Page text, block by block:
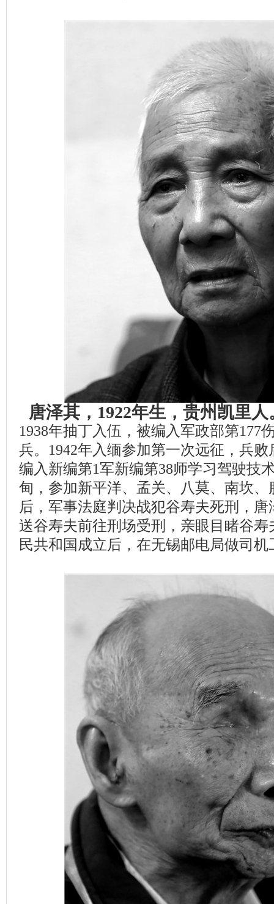
唐泽其，1922年生，贵州凯里
1938年抽丁入伍，被编入军政部第177
兵。1942年入缅参加第一次远征，兵
编入新编第1军新编第38师学习驾驶技
甸，参加新平洋、孟关、八莫、南坎
后，军事法庭判决战犯谷寿夫死刑，
送谷寿夫前往刑场受刑，亲眼目睹谷
民共和国成立后，在无锡邮电局做司机